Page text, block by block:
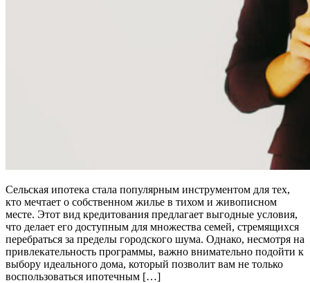
Сельская ипотека стала популярным инструментом для тех,
кто мечтает о собственном жилье в тихом и живописном
месте. Этот вид кредитования предлагает выгодные условия,
что делает его доступным для множества семей, стремящихся
перебраться за пределы городского шума. Однако, несмотря на
привлекательность программы, важно внимательно подойти к
выбору идеального дома, который позволит вам не только
воспользоваться ипотечным […]